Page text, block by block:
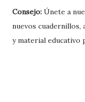
Consejo: Únete a
nuevos cuadernillos,
y material educativo